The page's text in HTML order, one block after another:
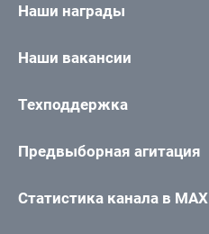
Наши награды
Наши вакансии
Техподдержка
Предвыборная агитация
Статистика канала в MAX